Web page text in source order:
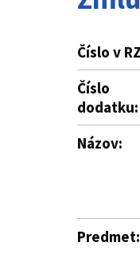
Číslo v
Číslo
dodatku:
Názov:
Predmet: